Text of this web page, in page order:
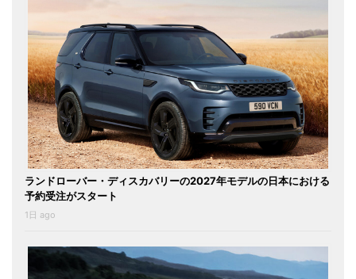
ランドローバー・ディスカバリーの2027年モデルの日本における
予約受注がスタート
1日 ago